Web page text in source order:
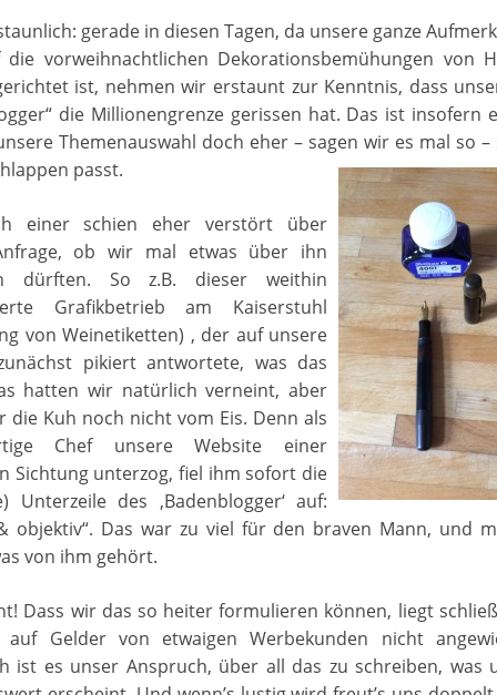
gerade in diesen Tagen, da unsere ganze
vorweihnachtlichen Dekorationsbemühungen von
ist, nehmen wir erstaunt zur Kenntnis, dass
die Millionengrenze gerissen hat. Das ist insofern
Themenauswahl doch eher – sagen wir es mal so
passt.
einer schien eher verstört über
ob wir mal etwas über ihn
dürften. So z.B. dieser weithin
Grafikbetrieb am Kaiserstuhl
von Weinetiketten) , der auf unsere
pikiert antwortete, was das
hatten wir natürlich verneint, aber
die Kuh noch nicht vom Eis. Denn als
Chef unsere Website einer
Sichtung unterzog, fiel ihm sofort die
Unterzeile des ‚Badenblogger‘ auf:
objektiv“. Das war zu viel für den braven Mann, und
von ihm gehört.
Dass wir das so heiter formulieren können, liegt
Gelder von etwaigen Werbekunden nicht
ist es unser Anspruch, über all das zu schreiben, was